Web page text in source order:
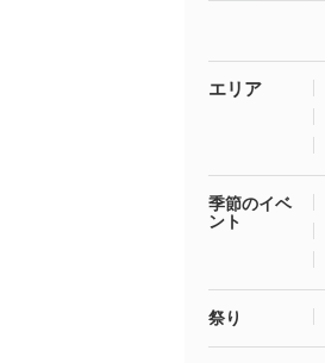
エリア
季節のイベ
ント
祭り